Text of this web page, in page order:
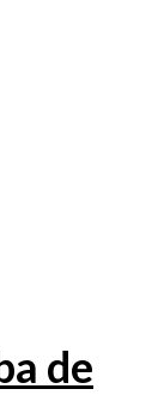
de